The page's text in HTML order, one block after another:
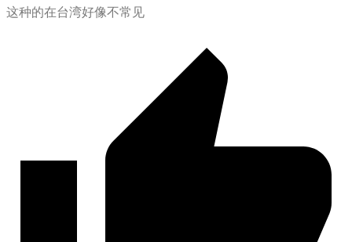
这种的在台湾好像不常见